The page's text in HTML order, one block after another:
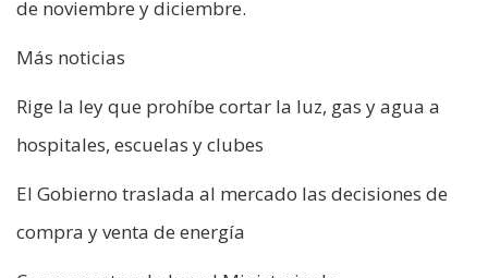
de noviembre y diciembre.
Más noticias
Rige la ley que prohíbe cortar la luz, gas y agua a
hospitales, escuelas y clubes
El Gobierno traslada al mercado las decisiones de
compra y venta de energía